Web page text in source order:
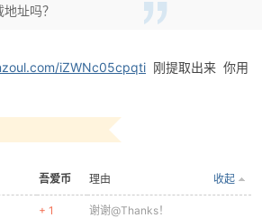
址吗？
iZWNc05cpqti 刚提取出来 你用
吾爱币 收起
理由
+ 1 谢谢@Thanks！